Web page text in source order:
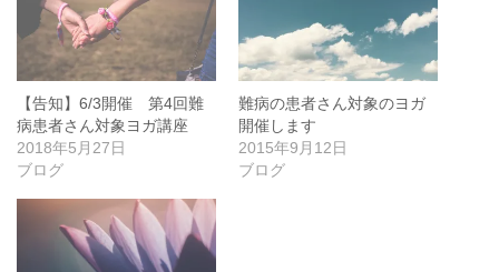
【告知】6/3開催 第4回難
病患者さん対象ヨガ講座
2018年5月27日
ブログ
難病の患者さん対象のヨガ
開催します
2015年9月12日
ブログ